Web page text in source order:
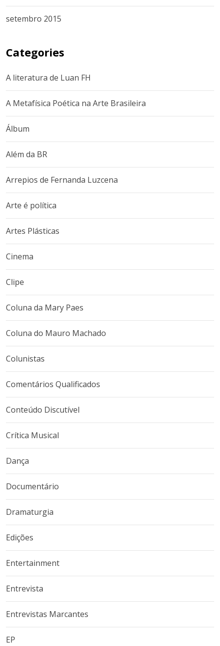
setembro 2015
Categories
A literatura de Luan FH
A Metafísica Poética na Arte Brasileira
Álbum
Além da BR
Arrepios de Fernanda Luzcena
Arte é política
Artes Plásticas
Cinema
Clipe
Coluna da Mary Paes
Coluna do Mauro Machado
Colunistas
Comentários Qualificados
Conteúdo Discutível
Crítica Musical
Dança
Documentário
Dramaturgia
Edições
Entertainment
Entrevista
Entrevistas Marcantes
EP